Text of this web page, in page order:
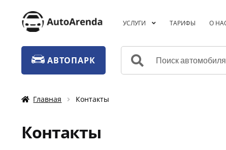
УСЛУГИ ТАРИФЫ О
АВТОПАРК
Искать:
Главная Контакты
Контакты